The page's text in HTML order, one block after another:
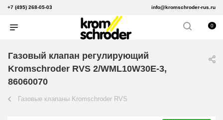
+7 (495) 268-05-03 info@kromschroder-rus.ru
0
Газовый клапан регулирующий
Kromschroder RVS 2/WML10W30E-3,
86060070
Газовые клапаны Kromschroder RVS